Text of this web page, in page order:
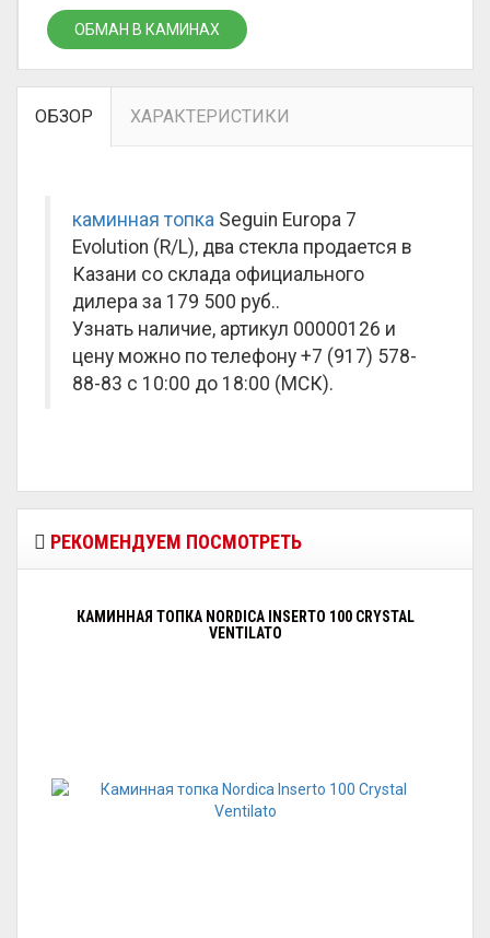
ОБМАН В КАМИНАХ
ОБЗОР ХАРАКТЕРИСТИКИ
каминная топка Seguin Europa 7
Evolution (R/L), два стекла продается в
Казани со склада официального
дилера за 179 500 руб..
Узнать наличие, артикул 00000126 и
цену можно по телефону +7 (917) 578-
88-83 с 10:00 до 18:00 (МСК).
РЕКОМЕНДУЕМ ПОСМОТРЕТЬ
КАМИННАЯ ТОПКА NORDICA INSERTO 100 CRYSTAL
VENTILATO